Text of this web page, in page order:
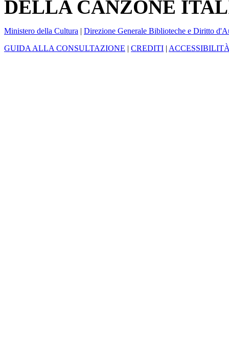
DELLA CANZONE
Ministero della Cultura | Direzione Generale Biblioteche e Diritto
GUIDA ALLA CONSULTAZIONE | CREDITI |